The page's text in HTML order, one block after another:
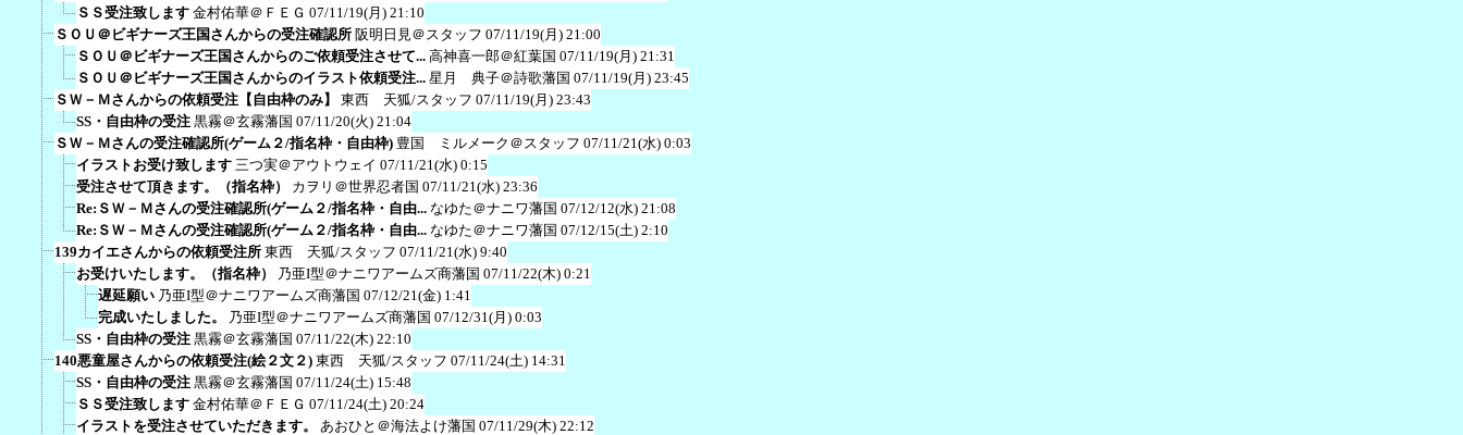
ＳＳ受注致します 金村佑華＠ＦＥＧ 07/11/19(月) 21:10
ＳＯＵ＠ビギナーズ王国さんからの受注確認所 阪明日見＠スタッフ 07/11/19(月) 21:00
ＳＯＵ＠ビギナーズ王国さんからのご依頼受注させて... 高神喜一郎＠紅葉国 07/11/19(月) 21:31
ＳＯＵ＠ビギナーズ王国さんからのイラスト依頼受注... 星月 典子＠詩歌藩国 07/11/19(月) 23:45
ＳＷ－Ｍさんからの依頼受注【自由枠のみ】
東西 天狐/スタッフ 07/11/19(月) 23:43
SS・自由枠の受注 黒霧＠玄霧藩国 07/11/20(火) 21:04
ＳＷ－Ｍさんの受注確認所(ゲーム２/指名枠・自由枠) 豊国 ミルメーク＠スタッフ 07/11/21(水) 0:03
イラストお受け致します 三つ実＠アウトウェイ 07/11/21(水) 0:15
受注させて頂きます。（指名枠）
カヲリ＠世界忍者国 07/11/21(水) 23:36
Re:ＳＷ－Ｍさんの受注確認所(ゲーム２/指名枠・自由... なゆた＠ナニワ藩国 07/12/12(水) 21:08
Re:ＳＷ－Ｍさんの受注確認所(ゲーム２/指名枠・自由... なゆた＠ナニワ藩国 07/12/15(土) 2:10
139カイエさんからの依頼受注所 東西 天狐/スタッフ 07/11/21(水) 9:40
お受けいたします。（指名枠）
乃亜I型＠ナニワアームズ商藩国 07/11/22(木) 0:21
遅延願い 乃亜I型＠ナニワアームズ商藩国 07/12/21(金) 1:41
完成いたしました。
乃亜I型＠ナニワアームズ商藩国 07/12/31(月) 0:03
SS・自由枠の受注 黒霧＠玄霧藩国 07/11/22(木) 22:10
140悪童屋さんからの依頼受注(絵２文２) 東西 天狐/スタッフ 07/11/24(土) 14:31
SS・自由枠の受注 黒霧＠玄霧藩国 07/11/24(土) 15:48
ＳＳ受注致します 金村佑華＠ＦＥＧ 07/11/24(土) 20:24
イラストを受注させていただきます。
あおひと＠海法よけ藩国 07/11/29(木) 22:12